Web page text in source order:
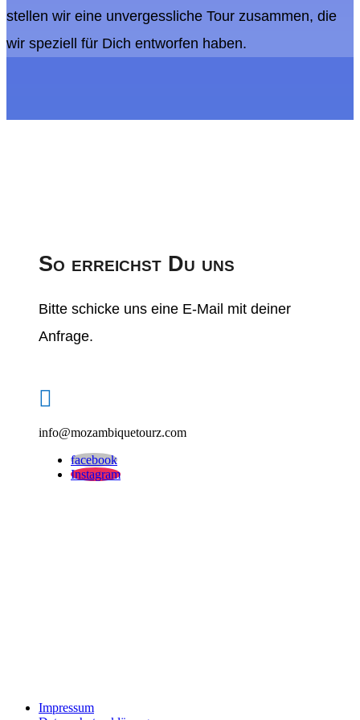
stellen wir eine unvergessliche Tour zusammen, die
wir speziell für Dich entworfen haben.
So erreichst Du uns
Bitte schicke uns eine E-Mail mit deiner
Anfrage.

info@mozambiquetourz.com
facebook
Instagram
Impressum